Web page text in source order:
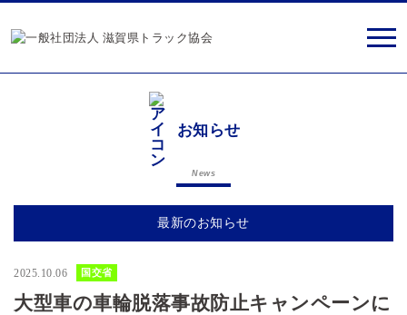
お知らせ
News
最新のお知らせ
2025.10.06 国交省
大型車の車輪脱落事故防止キャンペーンに